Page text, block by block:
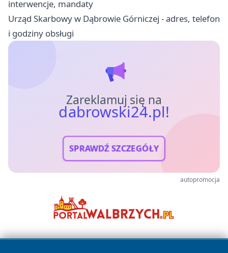
interwencje, mandaty
Urząd Skarbowy w Dąbrowie Górniczej - adres, telefon
i godziny obsługi
Zareklamuj się na
dabrowski24.pl!
SPRAWDŹ SZCZEGÓŁY
autopromocja